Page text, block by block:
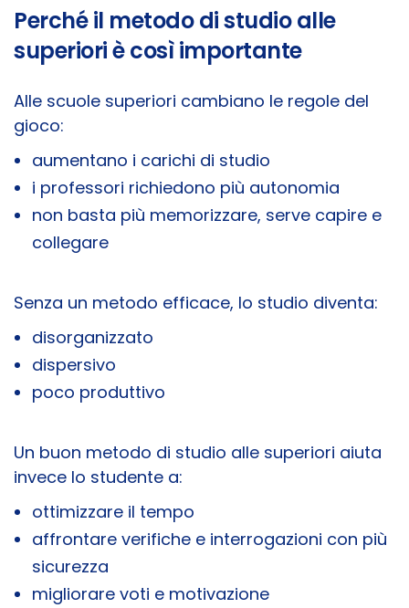
Perché il metodo di studio alle
superiori è così importante
Alle scuole superiori cambiano le regole del
gioco:
aumentano i carichi di studio
i professori richiedono più autonomia
non basta più memorizzare, serve capire e
collegare
Senza un metodo efficace, lo studio diventa:
disorganizzato
dispersivo
poco produttivo
Un buon metodo di studio alle superiori aiuta
invece lo studente a:
ottimizzare il tempo
affrontare verifiche e interrogazioni con più
sicurezza
migliorare voti e motivazione